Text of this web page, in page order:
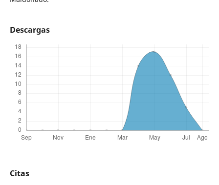
Descargas
Citas